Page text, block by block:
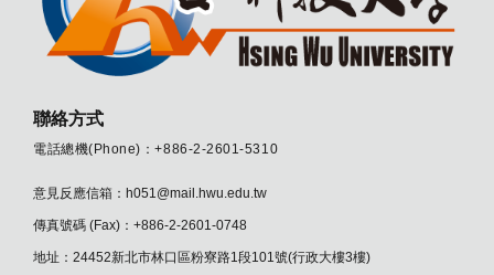
聯絡方式
電話總機(Phone)：+886-2-2601-5310
意見反應信箱：h051@mail.hwu.edu.tw
傳真號碼 (Fax)：+886-2-2601-0748
地址：24452新北市林口區粉寮路1段101號(行政大樓3樓)